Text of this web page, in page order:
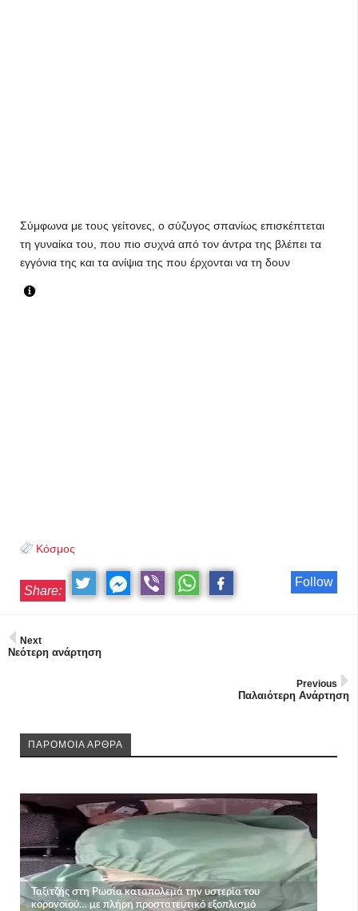
Σύμφωνα με τους γείτονες, ο σύζυγος σπανίως επισκέπτεται
τη γυναίκα του, που πιο συχνά από τον άντρα της βλέπει τα
εγγόνια της και τα ανίψια της που έρχονται να τη δουν
Κόσμος
Follow
Share:
Next
Νεότερη ανάρτηση
Previous
Παλαιότερη Ανάρτηση
ΠΑΡΟΜΟΙΑ ΑΡΘΡΑ